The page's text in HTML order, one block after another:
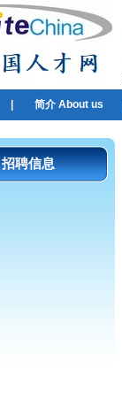
简介 About us
招聘信息